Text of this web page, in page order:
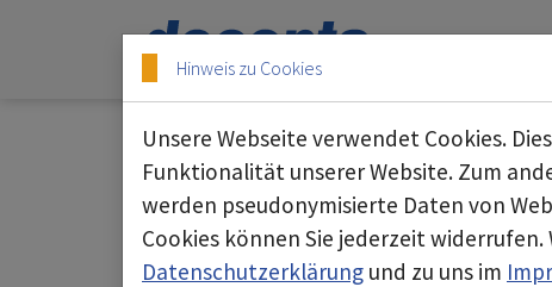
Skip to main content
Skip to page footer
Persönliche
deconta bietet eine umfangreiche
sind. Diese Produkte sind entscheidend,
Hinweis zu Cookies
Unsere Webseite verwendet Cookies.
Funktionalität unserer Website. Zum
werden pseudonymisierte Daten von
Cookies können Sie jederzeit
Datenschutzerklärung und zu uns im